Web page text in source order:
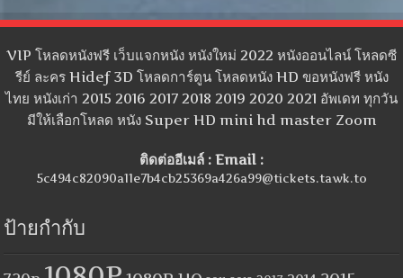
VIP โหลดหนังฟรี เว็บแจกหนัง หนังใหม่ 2022 หนังออนไลน์ โหลดซี
รีย์ ละคร Hidef 3D โหลดการ์ตูน โหลดหนัง HD ขอหนังฟรี หนัง
ไทย หนังเก่า 2015 2016 2017 2018 2019 2020 2021 อัพเดท ทุกวัน
มีให้เลือกโหลด หนัง Super HD mini hd master Zoom
ติดต่ออีเมล์ : Email :
5c494c82090a11e7b4cb25369a426a99@tickets.tawk.to
ป้ายกำกับ